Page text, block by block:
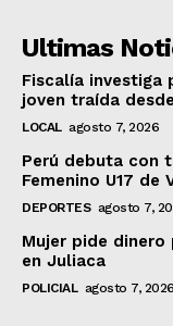
Ultimas
Fiscalía
joven traída
LOCAL agosto 7, 2026
Perú debuta con
Femenino U17 de
DEPORTES agosto 7,
Mujer pide
en Juliaca
POLICIAL agosto 7, 2026